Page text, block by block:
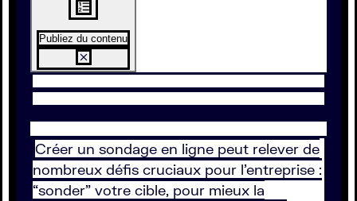
Publiez du contenu
Créer un sondage en ligne peut relever de
nombreux défis cruciaux pour l’entreprise :
“sonder” votre cible, pour mieux la